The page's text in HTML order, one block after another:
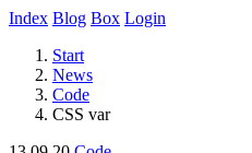
Index Blog Box Login
Start
News
Code
CSS var